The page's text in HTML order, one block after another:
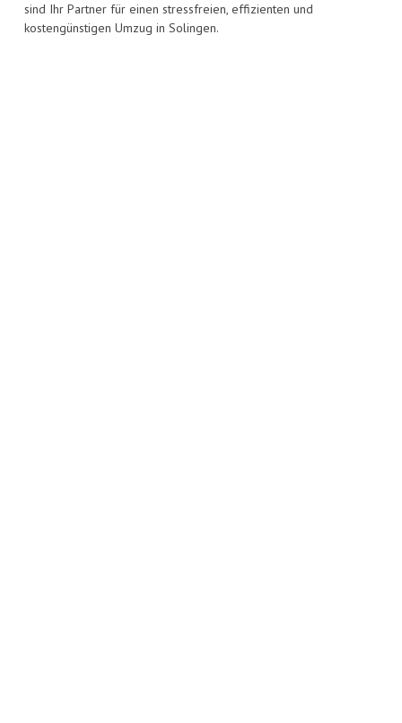
sind Ihr Partner für einen stressfreien, effizienten und
kostengünstigen Umzug in Solingen.